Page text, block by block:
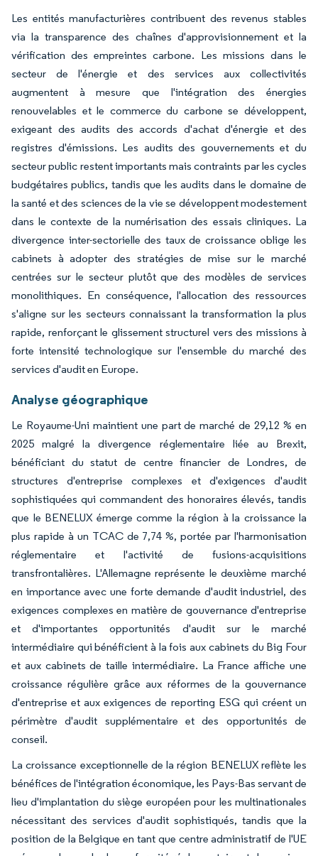
Les entités manufacturières contribuent des revenus stables
via la transparence des chaînes d'approvisionnement et la
vérification des empreintes carbone. Les missions dans le
secteur de l'énergie et des services aux collectivités
augmentent à mesure que l'intégration des énergies
renouvelables et le commerce du carbone se développent,
exigeant des audits des accords d'achat d'énergie et des
registres d'émissions. Les audits des gouvernements et du
secteur public restent importants mais contraints par les cycles
budgétaires publics, tandis que les audits dans le domaine de
la santé et des sciences de la vie se développent modestement
dans le contexte de la numérisation des essais cliniques. La
divergence inter-sectorielle des taux de croissance oblige les
cabinets à adopter des stratégies de mise sur le marché
centrées sur le secteur plutôt que des modèles de services
monolithiques. En conséquence, l'allocation des ressources
s'aligne sur les secteurs connaissant la transformation la plus
rapide, renforçant le glissement structurel vers des missions à
forte intensité technologique sur l'ensemble du marché des
services d'audit en Europe.
Analyse géographique
Le Royaume-Uni maintient une part de marché de 29,12 % en
2025 malgré la divergence réglementaire liée au Brexit,
bénéficiant du statut de centre financier de Londres, de
structures d'entreprise complexes et d'exigences d'audit
sophistiquées qui commandent des honoraires élevés, tandis
que le BENELUX émerge comme la région à la croissance la
plus rapide à un TCAC de 7,74 %, portée par l'harmonisation
réglementaire et l'activité de fusions-acquisitions
transfrontalières. L'Allemagne représente le deuxième marché
en importance avec une forte demande d'audit industriel, des
exigences complexes en matière de gouvernance d'entreprise
et d'importantes opportunités d'audit sur le marché
intermédiaire qui bénéficient à la fois aux cabinets du Big Four
et aux cabinets de taille intermédiaire. La France affiche une
croissance régulière grâce aux réformes de la gouvernance
d'entreprise et aux exigences de reporting ESG qui créent un
périmètre d'audit supplémentaire et des opportunités de
conseil.
La croissance exceptionnelle de la région BENELUX reflète les
bénéfices de l'intégration économique, les Pays-Bas servant de
lieu d'implantation du siège européen pour les multinationales
nécessitant des services d'audit sophistiqués, tandis que la
position de la Belgique en tant que centre administratif de l'UE